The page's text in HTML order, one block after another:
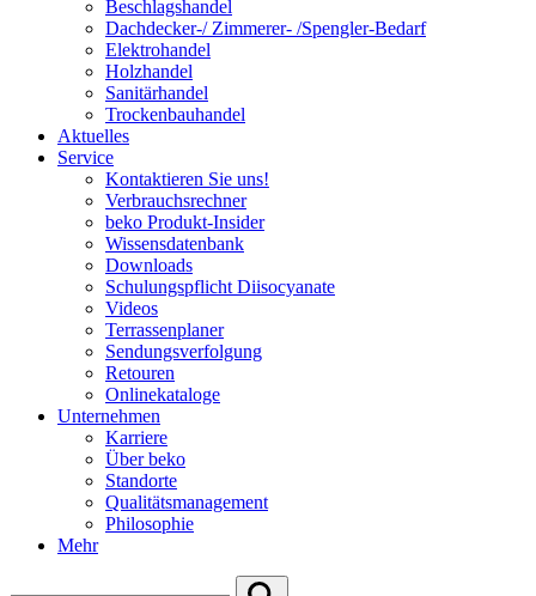
Beschlagshandel
Dachdecker-/ Zimmerer- /Spengler-Bedarf
Elektrohandel
Holzhandel
Sanitärhandel
Trockenbauhandel
Aktuelles
Service
Kontaktieren Sie uns!
Verbrauchsrechner
beko Produkt-Insider
Wissensdatenbank
Downloads
Schulungspflicht Diisocyanate
Videos
Terrassenplaner
Sendungsverfolgung
Retouren
Onlinekataloge
Unternehmen
Karriere
Über beko
Standorte
Qualitätsmanagement
Philosophie
Mehr